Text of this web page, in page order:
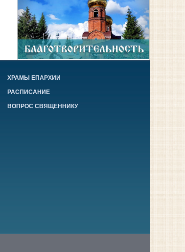
ХРАМЫ ЕПАРХИИ
РАСПИСАНИЕ
ВОПРОС СВЯЩЕННИКУ